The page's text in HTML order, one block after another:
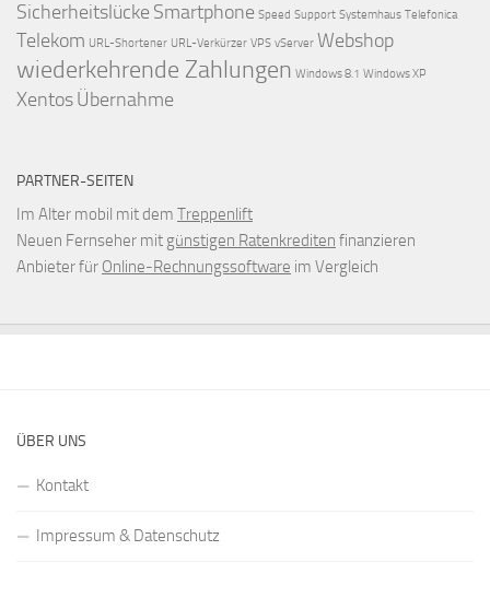
Sicherheitslücke Smartphone Speed Support Systemhaus Telefonica
Telekom URL-Shortener URL-Verkürzer VPS vServer Webshop
wiederkehrende Zahlungen Windows 8.1 Windows XP
XentosÜbernahme
PARTNER-SEITEN
Im Alter mobil mit dem Treppenlift
Neuen Fernseher mit günstigen Ratenkrediten finanzieren
Anbieter für Online-Rechnungssoftware im Vergleich
ÜBER UNS
Kontakt
Impressum & Datenschutz